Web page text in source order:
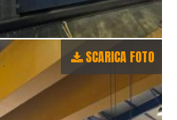
SCARICA FOTO